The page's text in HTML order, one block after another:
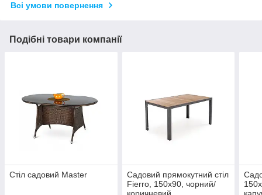
Всі умови повернення
Подібні товари компанії
Стіл садовий Master
Садовий прямокутний стіл
Fierro, 150х90, чорний/